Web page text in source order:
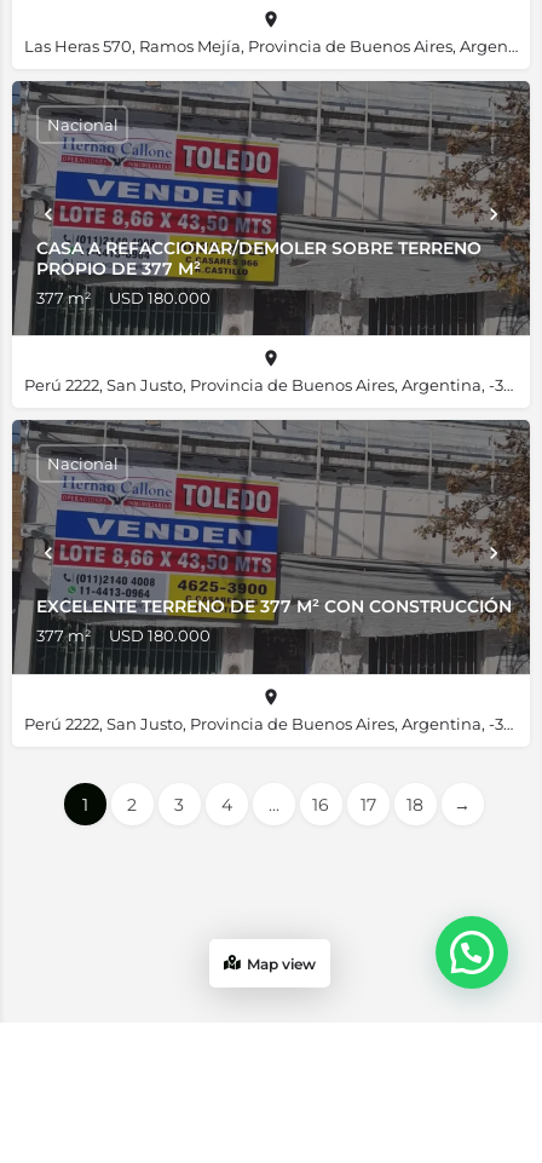
Las Heras 570, Ramos Mejía, Provincia de Buenos Aires, Argentina, -34.64432, -58.55503
CASA A REFACCIONAR/DEMOLER SOBRE TERRENO
PROPIO DE 377 M²
377 m² USD 180.000
Nacional
Perú 2222, San Justo, Provincia de Buenos Aires, Argentina, -34.67734, -58.55754
EXCELENTE TERRENO DE 377 M² CON CONSTRUCCIÓN
377 m² USD 180.000
Nacional
Perú 2222, San Justo, Provincia de Buenos Aires, Argentina, -34.67734, -58.55754
1 2 3 4 ... 16 17 18 →
Map view